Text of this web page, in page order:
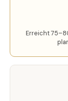
Erreicht